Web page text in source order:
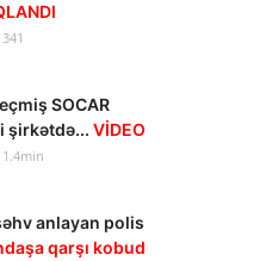
341
SOCAR
şirkətdə... VİDEO
1.4min
anlayan polis
qarşı kobud